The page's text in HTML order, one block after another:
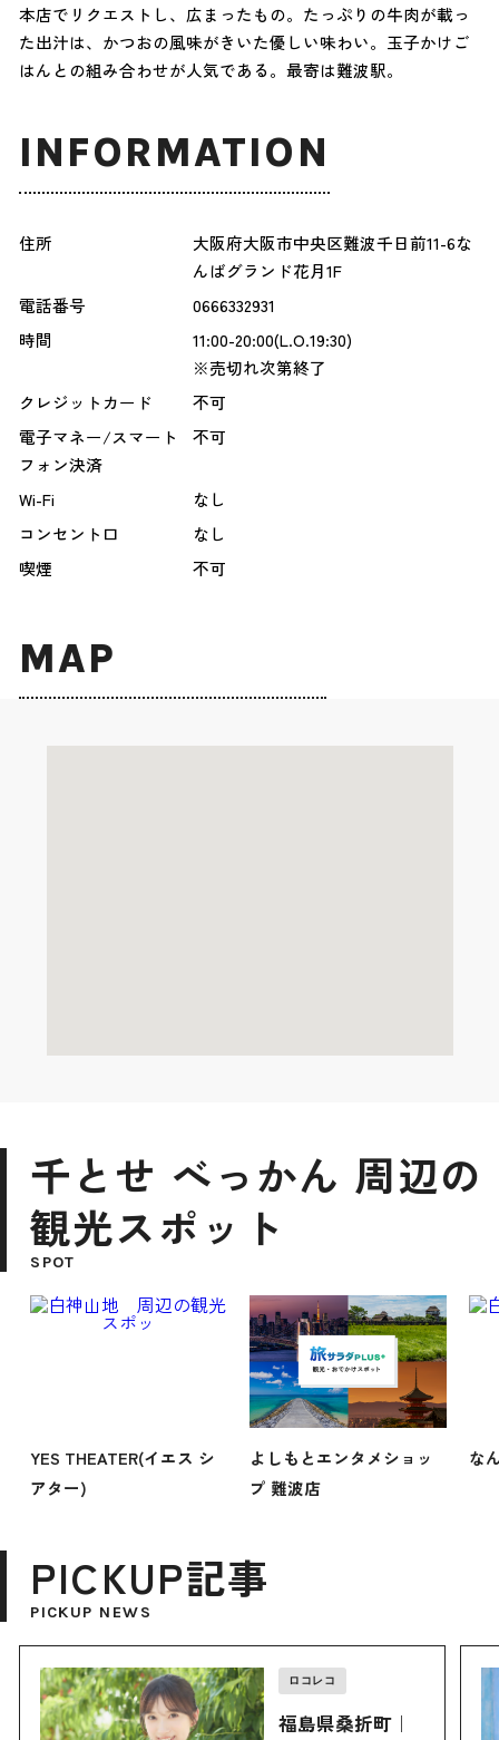
本店でリクエストし、広まったもの。たっぷりの牛肉が載っ
た出汁は、かつおの風味がきいた優しい味わい。玉子かけご
はんとの組み合わせが人気である。最寄は難波駅。
INFORMATION
住所
大阪府大阪市中央区難波千日前11-6な
んばグランド花月1F
電話番号
0666332931
時間
11:00-20:00(L.O.19:30)
※売切れ次第終了
クレジットカード
不可
電子マネー/スマート
フォン決済
不可
Wi-Fi
なし
コンセント口
なし
喫煙
不可
MAP
千とせ べっかん 周辺の
観光スポット
SPOT
YES THEATER(イエス シ
アター)
よしもとエンタメショッ
プ 難波店
な
PICKUP記事
PICKUP NEWS
ロコレコ
福島県桑折町｜